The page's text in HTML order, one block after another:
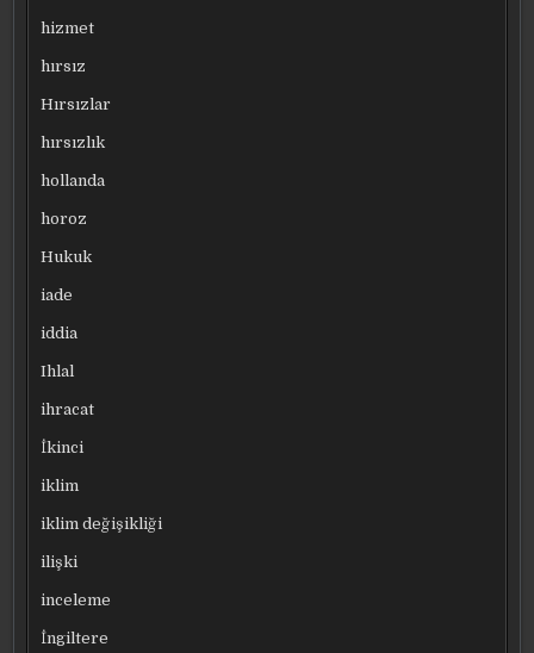
hizmet
hırsız
Hırsızlar
hırsızlık
hollanda
horoz
Hukuk
iade
iddia
Ihlal
ihracat
İkinci
iklim
iklim değişikliği
ilişki
inceleme
İngiltere